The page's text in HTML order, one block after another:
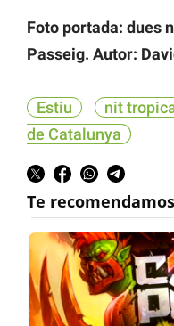
Foto portada: dues
Passeig. Autor:
Estiu nit
de Catalunya